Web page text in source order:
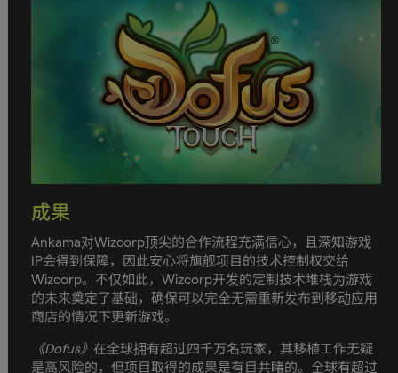
成果
Ankama对Wizcorp顶尖的合作流程充满信心，且深知游戏
IP会得到保障，因此安心将旗舰项目的技术控制权交给
Wizcorp。不仅如此，Wizcorp开发的定制技术堆栈为游戏
的未来奠定了基础，确保可以完全无需重新发布到移动应用
商店的情况下更新游戏。
《Dofus》 在全球拥有超过四千万名玩家，其移植工作无疑
是高风险的，但项目取得的成果是有目共睹的。全球有超过